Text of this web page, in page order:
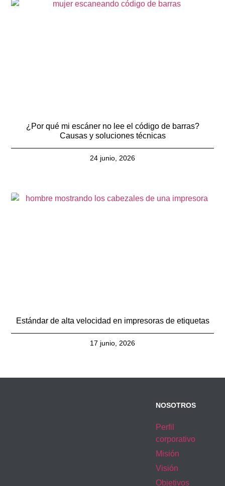
¿Por qué mi escáner no lee el código de barras?
Causas y soluciones técnicas
24 junio, 2026
Estándar de alta velocidad en impresoras de etiquetas
17 junio, 2026
NOSOTROS
Perfil
corporativo
Misión
Visión
Objetivos